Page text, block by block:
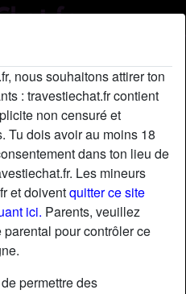
nous souhaitons attirer ton
: travestiechat.fr contient
non censuré et
Tu dois avoir au moins 18
dans ton lieu de
Les mineurs
et doiventquitter ce site
ici. Parents, veuillez
pour contrôler ce
permettre des